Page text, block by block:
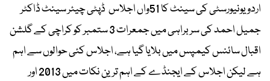
اردو یونیورسٹی کی سینٹ کا 51واں اجلاس ڈپٹی چیئر سینٹ ڈاکٹر
جمیل احمد کی سربراہی میں جمعرات 3 ستمبر کو کراچی کے گلشن
اقبال سائنس کیمپس میں بلایا گیا ہے، اجلاس کئی حوالوں سے اہم
ہے لیکن اجلاس کے ایجنڈے کے اہم ترین نکات میں 2013 اور